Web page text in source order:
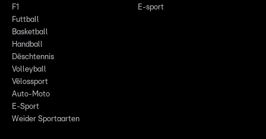
F1
Futtball
Basketball
Handball
Dëschtennis
Volleyball
Vëlossport
Auto-Moto
E-Sport
Weider Sportaarten
E-sport